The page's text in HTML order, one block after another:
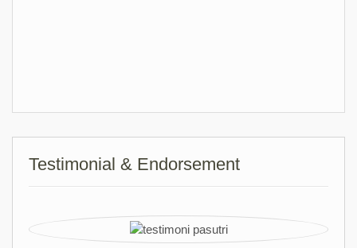
Testimonial & Endorsement